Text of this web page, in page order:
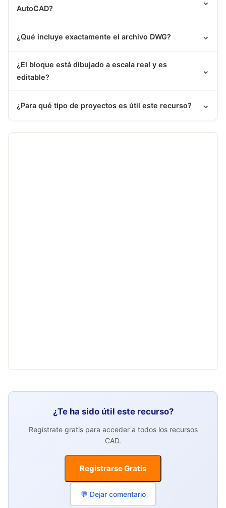
AutoCAD?
¿Qué incluye exactamente el archivo DWG? ⌄
¿El bloque está dibujado a escala real y es
editable?
⌄
¿Para qué tipo de proyectos es útil este recurso? ⌄
¿Te ha sido útil este recurso?
Regístrate gratis para acceder a todos los recursos
CAD.
Registrarse Gratis
💬 Dejar comentario